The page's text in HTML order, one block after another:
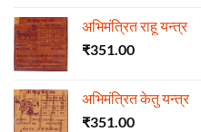
अभिमंत्रित राहू यन्त्र
₹351.00
अभिमंत्रित केतु यन्त्र
₹351.00